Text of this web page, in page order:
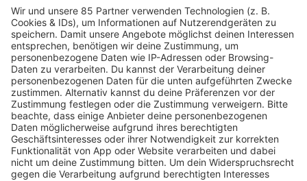
MONIKA KRUSE (TERMINAL M) BEIM
BASSGEFLÜSTER
INFO
15.01.2019
DIRTY DOERING (KATERMUKKE) BEIM
BASSGEFLÜSTER
INFO